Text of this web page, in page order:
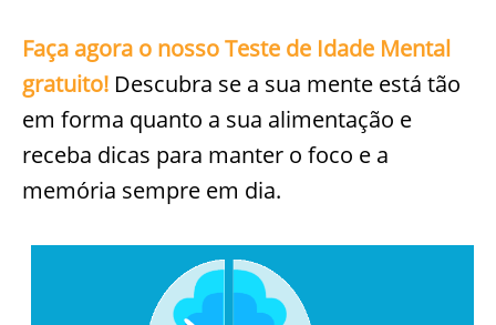
Faça agora o nosso Teste de Idade Mental
gratuito! Descubra se a sua mente está tão
em forma quanto a sua alimentação e
receba dicas para manter o foco e a
memória sempre em dia.